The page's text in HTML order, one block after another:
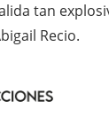
tan
Recio.